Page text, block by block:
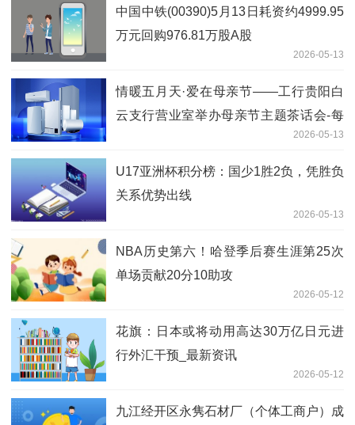
中国中铁(00390)5月13日耗资约4999.95
万元回购976.81万股A股
2026-05-13
情暖五月天·爱在母亲节——工行贵阳白
云支行营业室举办母亲节主题茶话会-每
2026-05-13
U17亚洲杯积分榜：国少1胜2负，凭胜负
关系优势出线
2026-05-13
NBA历史第六！哈登季后赛生涯第25次
单场贡献20分10助攻
2026-05-12
花旗：日本或将动用高达30万亿日元进
行外汇干预_最新资讯
2026-05-12
九江经开区永隽石材厂（个体工商户）成